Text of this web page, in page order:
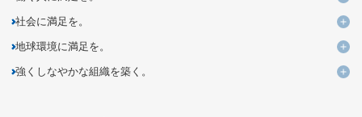
よりよい働き方・いごこちのよい環境づくりの追求・提案
多様性を活かす組織への変革
未来につながる人材の育成
社会に満足を。
社
ユニークなデザイン・発想による価値ある商品とサービスの創出
バリューチェーンの変革による新しいビジネスモデルの創造
地球環境に満足を。
地
企業活動を通じた気候変動問題への取り組み
強くしなやかな組織を築く。
強